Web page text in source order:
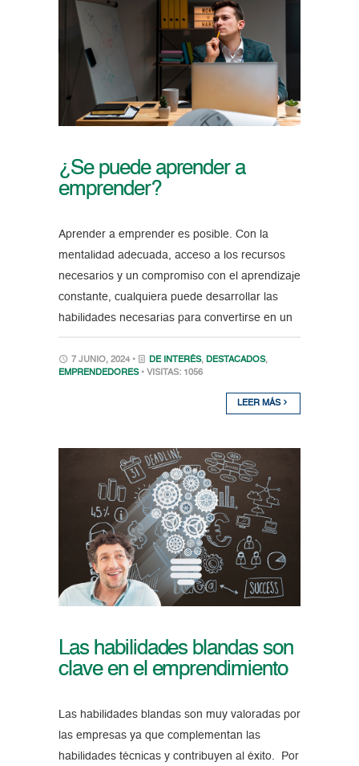
¿Se puede aprender a
emprender?
Aprender a emprender es posible. Con la
mentalidad adecuada, acceso a los recursos
necesarios y un compromiso con el aprendizaje
constante, cualquiera puede desarrollar las
habilidades necesarias para convertirse en un
7 JUNIO, 2024 • DE INTERÉS, DESTACADOS,
EMPRENDEDORES • VISITAS: 1056
LEER MÁS
Las habilidades blandas son
clave en el emprendimiento
Las habilidades blandas son muy valoradas por
las empresas ya que complementan las
habilidades técnicas y contribuyen al éxito. Por